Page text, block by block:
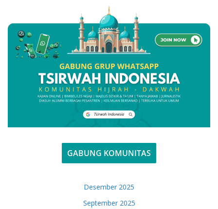
GABUNG KOMUNITAS
Desember 2025
September 2025